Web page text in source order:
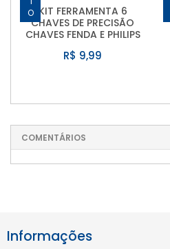
KIT FERRAMENTA 6
CHAVES DE PRECISÃO
CHAVES FENDA E PHILIPS
R$ 9,99
COMENTÁRIOS
Informações